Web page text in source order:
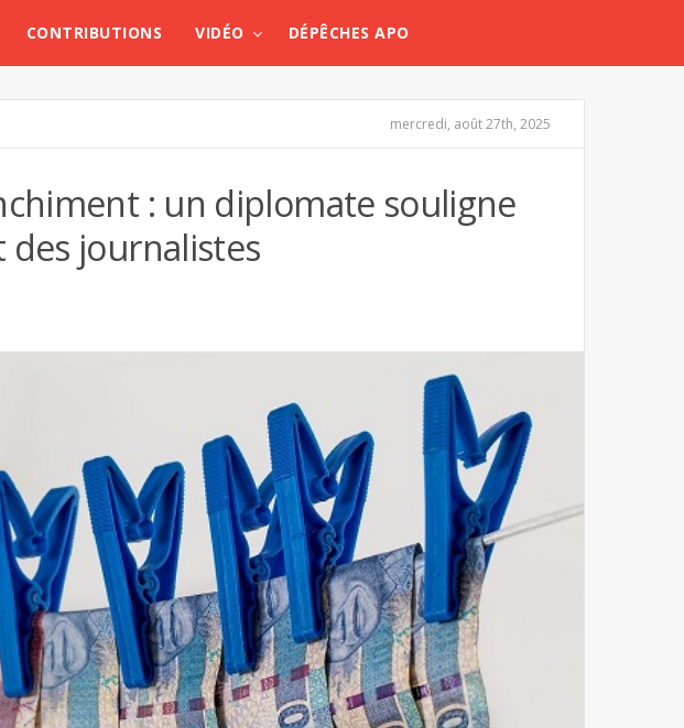
CONTRIBUTIONS VIDÉO DÉPÊCHES APO
mercredi, août 27th, 2025
: un diplomate souligne
journalistes